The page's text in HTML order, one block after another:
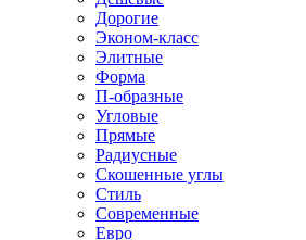
Дорогие
Эконом-класс
Элитные
Форма
П-образные
Угловые
Прямые
Радиусные
Скошенные углы
Стиль
Современные
Евро